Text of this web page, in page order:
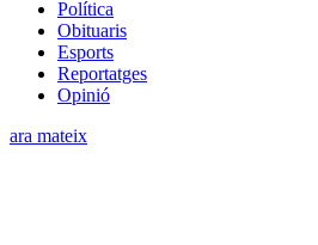
Política
Obituaris
Esports
Reportatges
Opinió
ara mateix